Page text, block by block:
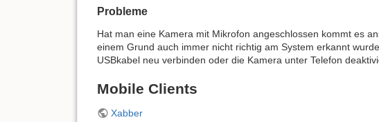
Probleme
Hat man eine Kamera mit Mikrofon angeschlossen kommt es
einem Grund auch immer nicht richtig am System erkannt
USBkabel neu verbinden oder die Kamera unter Telefon
Mobile Clients
Xabber